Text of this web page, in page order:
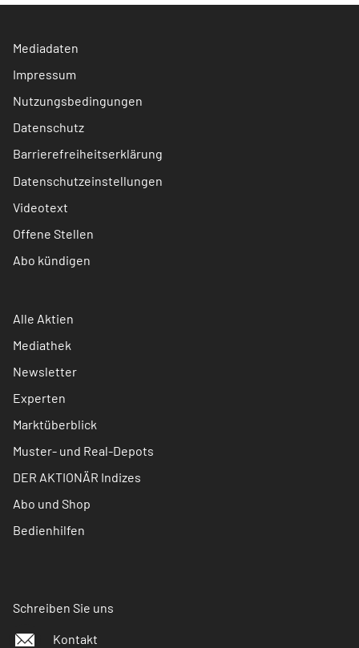
Mediadaten
Impressum
Nutzungsbedingungen
Datenschutz
Barrierefreiheitserklärung
Datenschutzeinstellungen
Videotext
Offene Stellen
Abo kündigen
Alle Aktien
Mediathek
Newsletter
Experten
Marktüberblick
Muster- und Real-Depots
DER AKTIONÄR Indizes
Abo und Shop
Bedienhilfen
Schreiben Sie uns
Kontakt